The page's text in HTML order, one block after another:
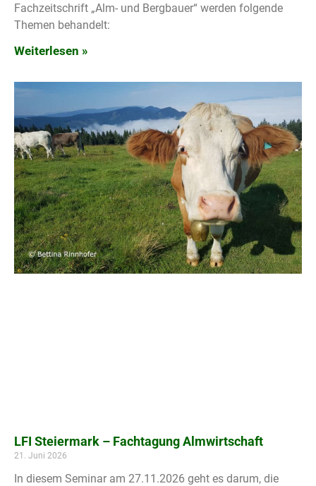
Fachzeitschrift „Alm- und Bergbauer“ werden folgende
Themen behandelt:
Weiterlesen »
LFI Steiermark – Fachtagung Almwirtschaft
21. Juni 2026
In diesem Seminar am 27.11.2026 geht es darum, die